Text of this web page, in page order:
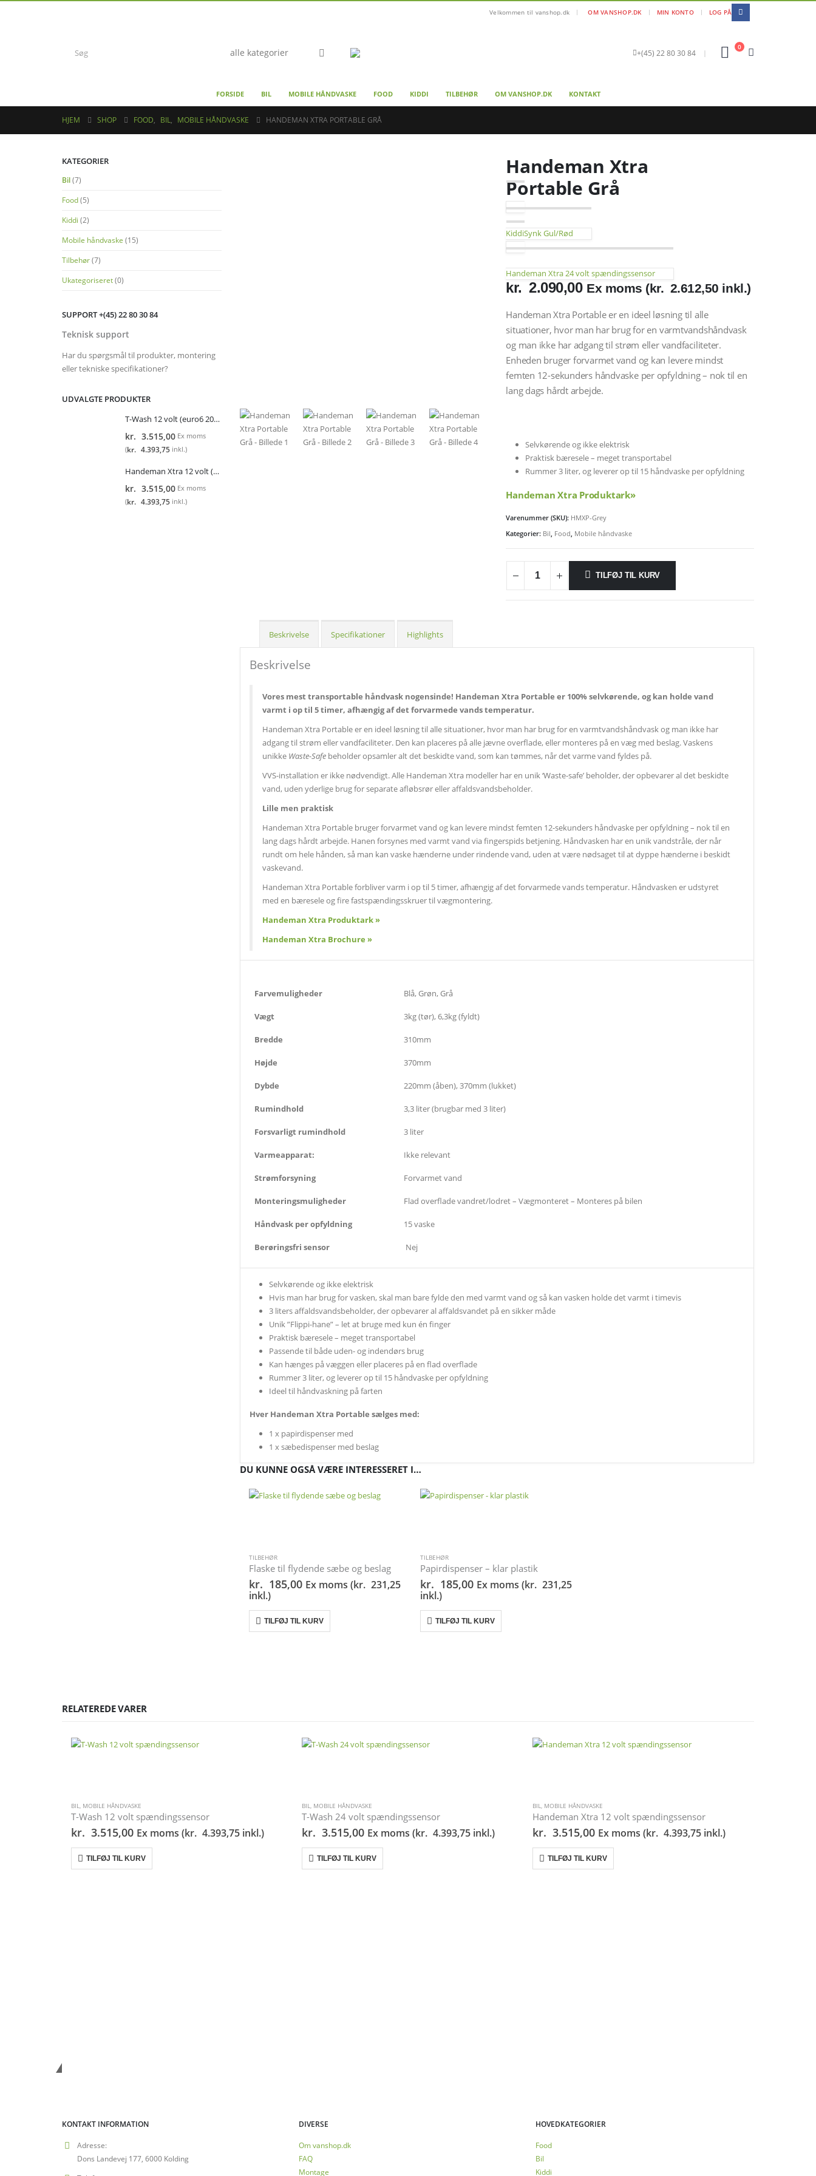
Velkommen til vanshop.dk | OM VANSHOP.DK MIN KONTO LOG PÅ
+(45) 22 80 30 84 |
0
FORSIDE BIL MOBILE HÅNDVASKE FOOD KIDDI TILBEHØR OM VANSHOP.DK KONTAKT
HJEM SHOP FOOD, BIL, MOBILE HÅNDVASKE HANDEMAN XTRA PORTABLE GRÅ
Handeman Xtra
Portable Grå
KiddiSynk Gul/Rød
Handeman Xtra 24 volt spændingssensor
kr. 2.090,00 Ex moms (kr. 2.612,50 inkl.)
Handeman Xtra Portable er en ideel løsning til alle
situationer, hvor man har brug for en varmtvandshåndvask
og man ikke har adgang til strøm eller vandfaciliteter.
Enheden bruger forvarmet vand og kan levere mindst
femten 12-sekunders håndvaske per opfyldning – nok til en
lang dags hårdt arbejde.
Selvkørende og ikke elektrisk
Praktisk bæresele – meget transportabel
Rummer 3 liter, og leverer op til 15 håndvaske per opfyldning
Handeman Xtra Produktark»
Varenummer (SKU): HMXP-Grey
Kategorier: Bil Food Mobile håndvaske
TILFØJ TIL KURV
Beskrivelse Specifikationer Highlights
Beskrivelse
Vores mest transportable håndvask nogensinde! Handeman Xtra Portable er 100% selvkørende, og kan holde vand
varmt i op til 5 timer, afhængig af det forvarmede vands temperatur.
Handeman Xtra Portable er en ideel løsning til alle situationer, hvor man har brug for en varmtvandshåndvask og man ikke har
adgang til strøm eller vandfaciliteter. Den kan placeres på alle jævne overflade, eller monteres på en væg med beslag. Vaskens
unikke Waste-Safebeholder opsamler alt det beskidte vand, som kan tømmes, når det varme vand fyldes på.
VVS-installation er ikke nødvendigt. Alle Handeman Xtra modeller har en unik ‘Waste-safe’ beholder, der opbevarer al det beskidte
vand, uden yderlige brug for separate afløbsrør eller affaldsvandsbeholder.
Lille men praktisk
Handeman Xtra Portable bruger forvarmet vand og kan levere mindst femten 12-sekunders håndvaske per opfyldning – nok til en
lang dags hårdt arbejde. Hanen forsynes med varmt vand via fingerspids betjening. Håndvasken har en unik vandstråle, der når
rundt om hele hånden, så man kan vaske hænderne under rindende vand, uden at være nødsaget til at dyppe hænderne i beskidt
vaskevand.
Handeman Xtra Portable forbliver varm i op til 5 timer, afhængig af det forvarmede vands temperatur. Håndvasken er udstyret
med en bæresele og fire fastspændingsskruer til vægmontering.
Handeman Xtra Produktark »
Handeman Xtra Brochure »
Farvemuligheder Blå, Grøn, Grå
Vægt 3kg (tør), 6,3kg (fyldt)
Bredde 310mm
Højde 370mm
Dybde 220mm (åben), 370mm (lukket)
Rumindhold 3,3 liter (brugbar med 3 liter)
Forsvarligt rumindhold 3 liter
Varmeapparat: Ikke relevant
Strømforsyning Forvarmet vand
Monteringsmuligheder Flad overflade vandret/lodret – Vægmonteret – Monteres på bilen
Håndvask per opfyldning 15 vaske
Berøringsfri sensor Nej
Selvkørende og ikke elektrisk
Hvis man har brug for vasken, skal man bare fylde den med varmt vand og så kan vasken holde det varmt i timevis
3 liters affaldsvandsbeholder, der opbevarer al affaldsvandet på en sikker måde
Unik ”Flippi-hane” – let at bruge med kun én finger
Praktisk bæresele – meget transportabel
Passende til både uden- og indendørs brug
Kan hænges på væggen eller placeres på en flad overflade
Rummer 3 liter, og leverer op til 15 håndvaske per opfyldning
Ideel til håndvaskning på farten
Hver Handeman Xtra Portable sælges med:
1 x papirdispenser med
1 x sæbedispenser med beslag
DU KUNNE OGSÅ VÆRE INTERESSERET I…
TILBEHØR
Flaske til flydende sæbe og beslag
kr. 185,00 Ex moms (kr. 231,25
inkl.)
TILFØJ TIL KURV
TILBEHØR
Papirdispenser – klar plastik
kr. 185,00 Ex moms (kr. 231,25
inkl.)
TILFØJ TIL KURV
KATEGORIER
Bil(7)
Food(5)
Kiddi (2)
Mobile håndvaske (15)
Tilbehør(7)
Ukategoriseret(0)
SUPPORT +(45) 22 80 30 84
Teknisk support
Har du spørgsmål til produkter, montering
eller tekniske specifikationer?
UDVALGTE PRODUKTER
T-Wash 12 volt (euro6 2015-)
kr. 3.515,00 Ex moms
(kr. 4.393,75 inkl.)
Handeman Xtra 12 volt (euro6 2015-)
kr. 3.515,00 Ex moms
(kr. 4.393,75 inkl.)
RELATEREDE VARER
BIL, MOBILE HÅNDVASKE
T-Wash 12 volt spændingssensor
kr. 3.515,00 Ex moms (kr. 4.393,75 inkl.)
TILFØJ TIL KURV
BIL, MOBILE HÅNDVASKE
T-Wash 24 volt spændingssensor
kr. 3.515,00 Ex moms (kr. 4.393,75inkl.)
TILFØJ TIL KURV
BIL, MOBILE HÅNDVASKE
Handeman Xtra 12 volt spændingssensor
kr. 3.515,00 Ex moms (kr. 4.393,75inkl.)
TILFØJ TIL KURV
KONTAKT INFORMATION
Adresse:
Dons Landevej 177, 6000 Kolding
DIVERSE
Om vanshop.dk
FAQ
Montage
HOVEDKATEGORIER
Food
Bil
Kiddi